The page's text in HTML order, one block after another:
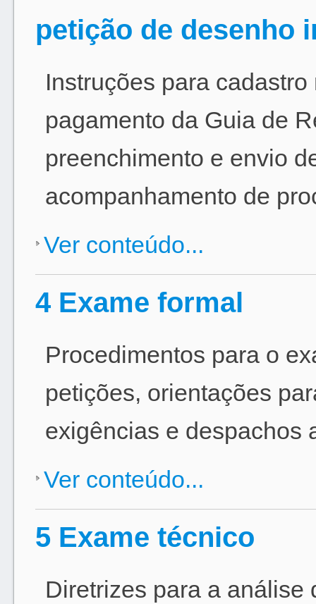
petição de desenho
Instruções para
pagamento da Guia de
preenchimento e envio
acompanhamento de
Ver conteúdo...
4 Exame formal
Procedimentos para o
petições, orientações
exigências e despachos
Ver conteúdo...
5 Exame técnico
Diretrizes para a análise